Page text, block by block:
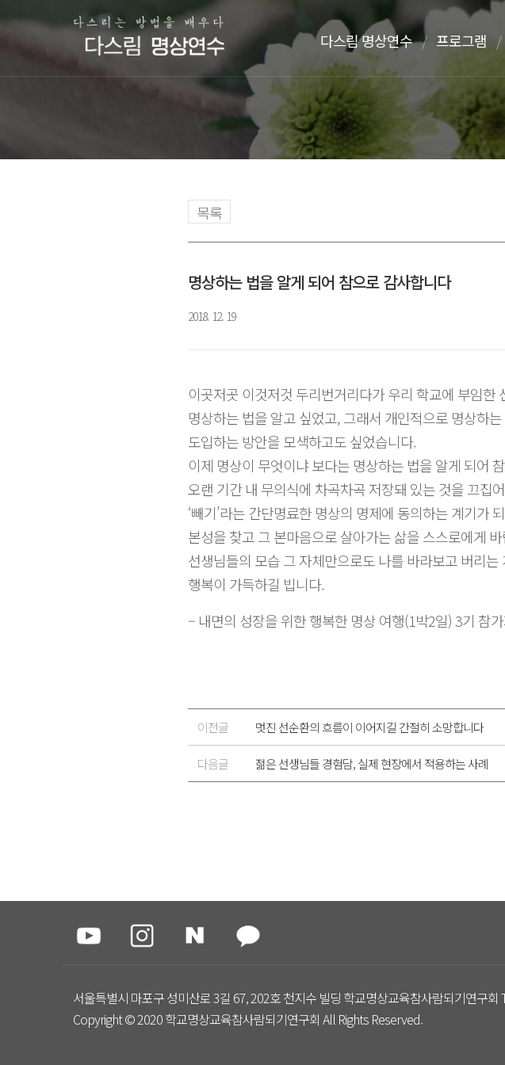
다스림 명상연수 프로그램
목록
명상하는 법을 알게 되어 참으로 감사합니다
2018. 12. 19
이곳저곳 이것저것 두리번거리다가 우리 학교에 부임
명상하는 법을 알고 싶었고, 그래서 개인적으로 명상하
도입하는 방안을 모색하고도 싶었습니다.
이제 명상이 무엇이냐 보다는 명상하는 법을 알게 되어
오랜 기간 내 무의식에 차곡차곡 저장돼 있는 것을 끄집
‘빼기’라는 간단명료한 명상의 명제에 동의하는 계기가
본성을 찾고 그 본마음으로 살아가는 삶을 스스로에게
선생님들의 모습 그 자체만으로도 나를 바라보고 버리
행복이 가득하길 빕니다.
– 내면의 성장을 위한 행복한 명상 여행(1박2일) 3기 참
이전글 멋진 선순환의 흐름이 이어지길 간절히 소망합니다
다음글 젊은 선생님들 경험담, 실제 현장에서 적용하는 사례
서울특별시 마포구 성미산로 3길 67, 202호 천지수 빌딩 학교명상교육참사람되기연구회
Copyright © 2020 학교명상교육참사람되기연구회 All Rights Reserved.